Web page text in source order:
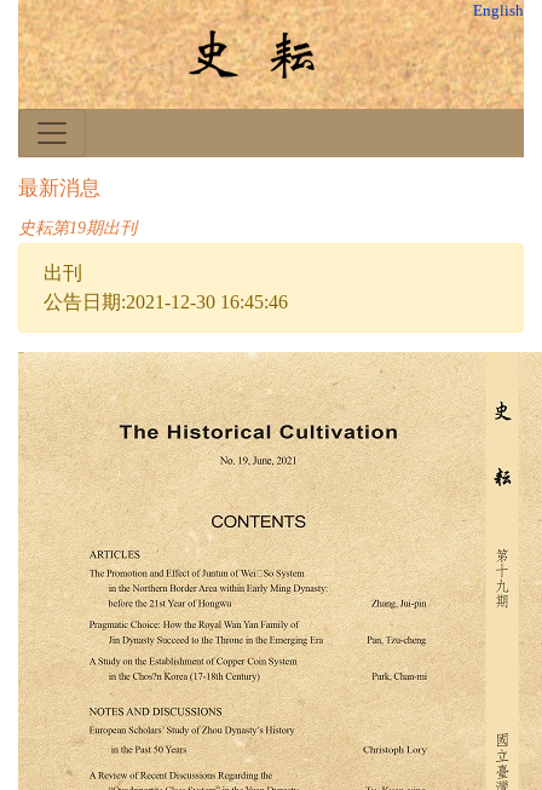
English
最新消息
史耘第19期出刊
出刊
公告日期:2021-12-30 16:45:46